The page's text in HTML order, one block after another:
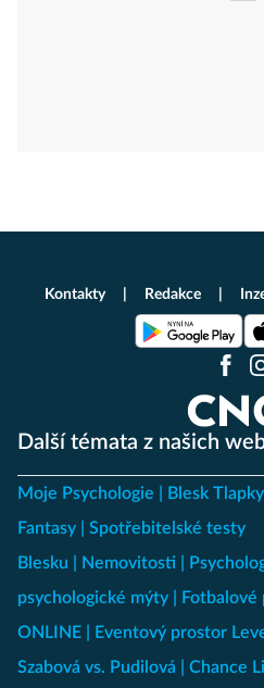
Další témata z našich
Moje Psychologie Blesk Tlapky
Fantasy
Spotřebitelské testy
Blesku
Nemovitosti
psychologické mýty
ONLINE
Eventový prostor
Szabová vs. Pudilová
Chance
Kontakty Redakce